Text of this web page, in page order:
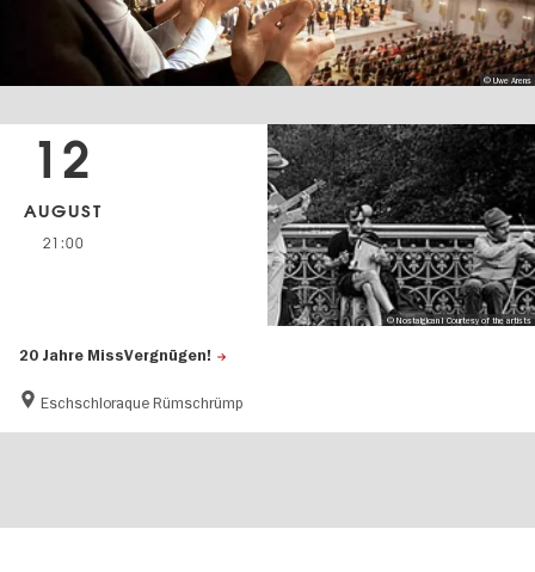
© Uwe Arens
20 Jahre MissVergnügen!
Eschschloraque Rümschrümp
12
AUGUST
21:00
© Nostalgican I Courtesy of the artists